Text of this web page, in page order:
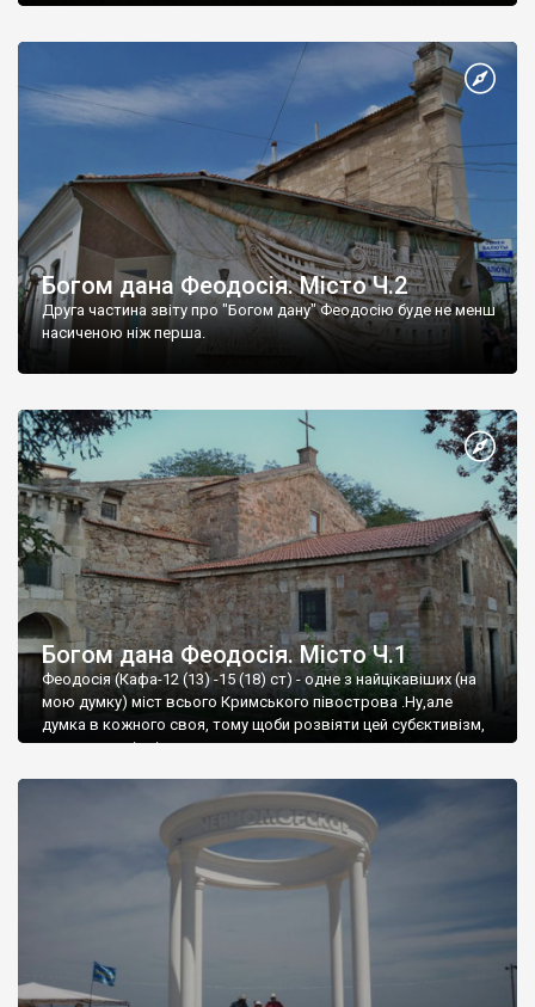
Богом дана Феодосія. Місто Ч.2
Друга частина звіту про "Богом дану" Феодосію буде не менш
насиченою ніж перша.
Богом дана Феодосія. Місто Ч.1
Феодосія (Кафа-12 (13) -15 (18) ст) - одне з найцікавіших (на
мою думку) міст всього Кримського півострова .Ну,але
думка в кожного своя, тому щоби розвіяти цей субєктивізм,
запрошую відвідати це